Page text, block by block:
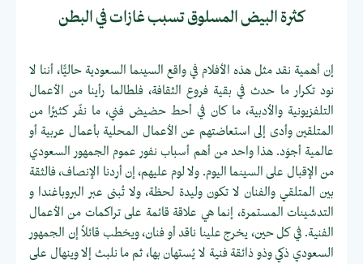
كثرة البيض المسلوق تسبب غازات في البطن
إن أهمية نقد مثل هذه الأفلام في واقع السينما السعودية حاليًّا، أننا لا
نود تكرار ما حدث في بقية فروع الثقافة، فلطالما رأينا من الأعمال
التلفزيونية والأدبية، ما كان في أحط حضيض فني، ما نفّر كثيرًا من
المتلقين وأدى إلى استعاضتهم عن الأعمال المحلية بأعمال عربية أو
عالمية أجوَد. هذا واحد من أهم أسباب نفور عموم الجمهور السعودي
من الإقبال على السينما اليوم. ولا لوم عليهم، إن أردنا الإنصاف، فالثقة
بين المتلقي والفنان لا تكون وليدة لحظة، ولا تُبنى عبر البروباغندا و
التدشينات المستمرة، إنما هي علاقة قائمة على تراكمات من الأعمال
الفنية. في كل حين، يخرج علينا ناقد أو فنان، ويخطب قائلاً إن الجمهور
السعودي ذكي وذو ذائقة فنية لا يُستهان بها، ثم ما نلبث إلا وينهال على